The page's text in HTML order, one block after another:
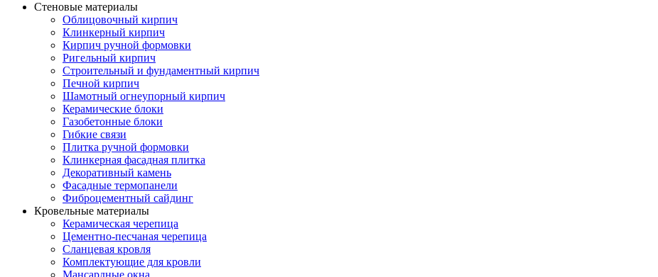
Стеновые материалы
Облицовочный кирпич
Клинкерный кирпич
Кирпич ручной формовки
Ригельный кирпич
Строительный и фундаментный кирпич
Печной кирпич
Шамотный огнеупорный кирпич
Керамические блоки
Газобетонные блоки
Гибкие связи
Плитка ручной формовки
Клинкерная фасадная плитка
Декоративный камень
Фасадные термопанели
Фиброцементный сайдинг
Кровельные материалы
Керамическая черепица
Цементно-песчаная черепица
Сланцевая кровля
Комплектующие для кровли
Мансардные окна